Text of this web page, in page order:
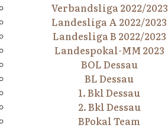
Verbandsliga 2022/2023
Landesliga A 2022/2023
Landesliga B 2022/2023
Landespokal-MM 2023
BOL Dessau
BL Dessau
1. Bkl Dessau
2. Bkl Dessau
BPokal Team